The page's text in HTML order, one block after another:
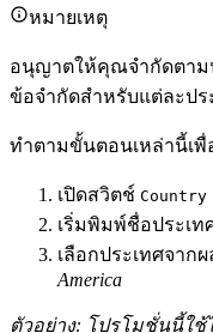
หมายเหตุ
อนุญาตให้คุณจำกัดตาม
ข้อจำกัดสำหรับแต่ละป
ทำตามขั้นตอนเหล่านี้เพื่
เปิดสวิตช์
เริ่มพิมพ์ชื่อประเท
เลือกประเทศจาก
America
ตัวอย่าง: โปรโมชั่นนี้ใช้